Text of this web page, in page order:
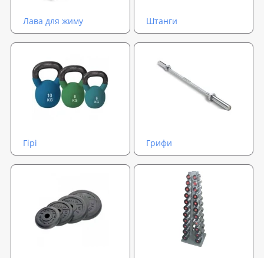
Лава для жиму Штанги
Гірі Грифи